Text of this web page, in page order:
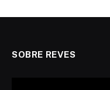
SOBRE REVES